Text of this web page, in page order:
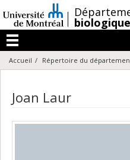
au
contenu
/
Menu
Accueil Répertoire du
Joan Laur